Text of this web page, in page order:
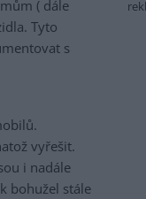
( dále
Tyto
s
vyřešit.
i nadále
bohužel stále